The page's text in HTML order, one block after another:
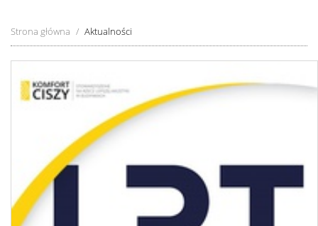
Strona główna Aktualności